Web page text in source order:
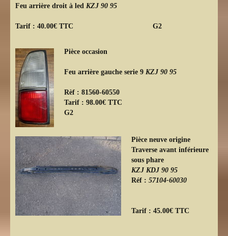
Feu arrière droit à led KZJ 90 95
Tarif : 40.00€ TTC G2
Pièce occasion
Feu arrière gauche serie 9 KZJ 90 95
Rèf : 81560-60550
Tarif : 98.00€ TTC
G2
Pièce neuve origine
Traverse avant inférieure
sous phare
KZJ KDJ 90 95
Réf : 57104-60030
Tarif : 45.00€ TTC